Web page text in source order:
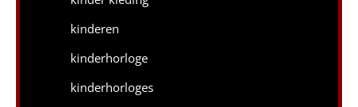
kinderen
kinderhorloge
kinderhorloges